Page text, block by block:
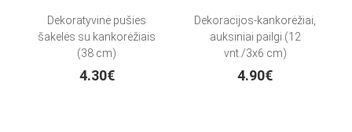
Dekoratyvinė pušies
šakelės su kankorėžiais
(38 cm)
4.30€
Dekoracijos-kankorėžiai,
auksiniai pailgi (12
vnt./3x6 cm)
4.90€